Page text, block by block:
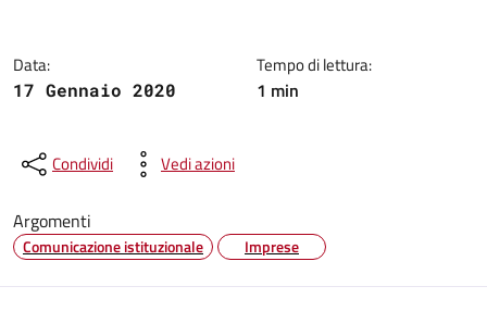
Data:
17 Gennaio 2020
Tempo di lettura:
1 min
Condividi Vedi azioni
Argomenti
Comunicazione istituzionale Imprese